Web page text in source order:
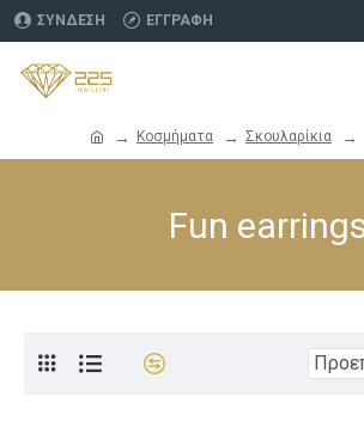
ΣΎΝΔΕΣΗ ΕΓΓΡΑΦΉ
Κοσμήματα Σκουλαρίκια
Fun